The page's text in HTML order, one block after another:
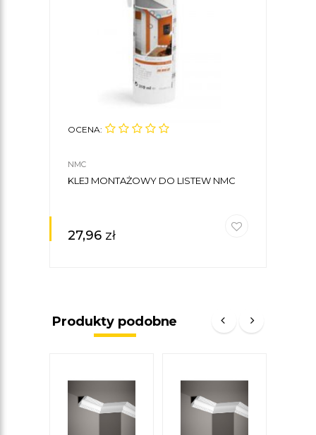
OCENA:
NMC
KLEJ MONTAŻOWY DO LISTEW NMC
27,96 zł
Produkty podobne